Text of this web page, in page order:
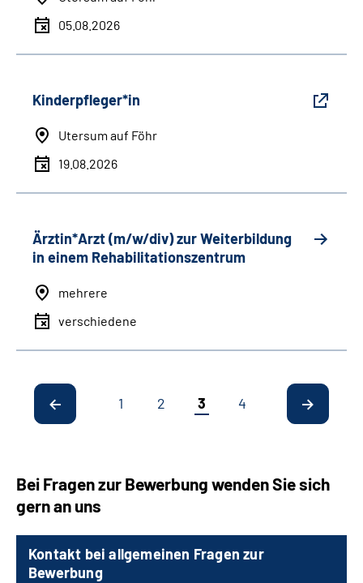
05.08.2026
Kinderpfleger*in
Utersum auf Föhr
19.08.2026
Ärztin*Arzt (m/w/div) zur Weiterbildung
in einem Rehabilitationszentrum
mehrere
verschiedene
1 2 3 4
Bei Fragen zur Bewerbung wenden Sie sich
gern an uns
Kontakt bei allgemeinen Fragen zur
Bewerbung